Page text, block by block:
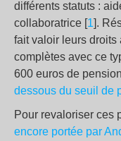
différents statuts :
collaboratrice [1].
fait valoir leurs droits
complètes avec ce
600 euros de
dessous du seuil de
Pour revaloriser ces
encore portée par